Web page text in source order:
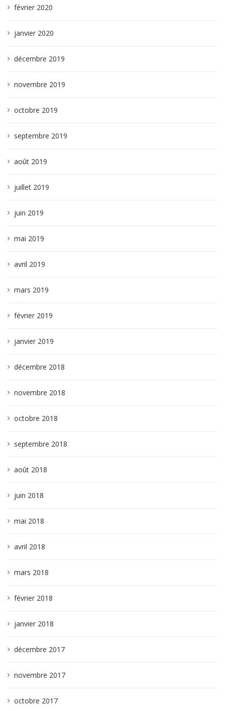
février 2020
janvier 2020
décembre 2019
novembre 2019
octobre 2019
septembre 2019
août 2019
juillet 2019
juin 2019
mai 2019
avril 2019
mars 2019
février 2019
janvier 2019
décembre 2018
novembre 2018
octobre 2018
septembre 2018
août 2018
juin 2018
mai 2018
avril 2018
mars 2018
février 2018
janvier 2018
décembre 2017
novembre 2017
octobre 2017